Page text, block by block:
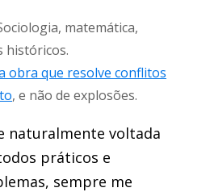
matemática,
históricos.
obra que resolve conflitos
, e não de explosões.
naturalmente voltada
práticos e
sempre me